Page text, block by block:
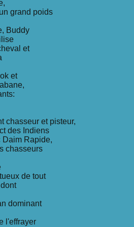
grand poids
Buddy
et
et
chasseur et pisteur,
des Indiens
Daim Rapide,
chasseurs
de tout
dominant
l'effrayer